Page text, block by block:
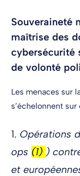
Souveraineté
maîtrise des
cybersécurité
de volonté
Les menaces sur
s’échelonnent
1. Opérations
ops (1) )
et